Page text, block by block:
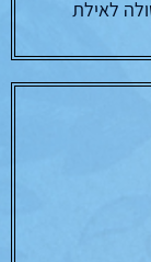
לאילת